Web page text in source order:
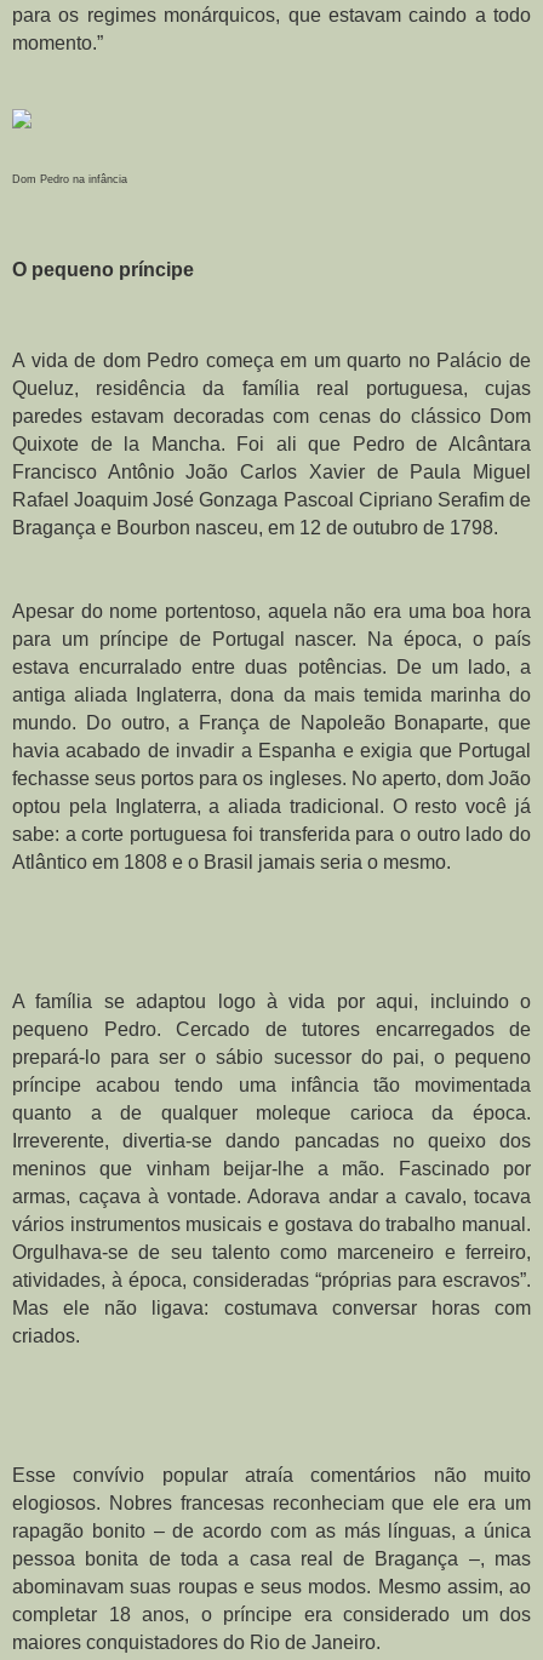
para os regimes monárquicos, que estavam caindo a todo
momento.”
Dom Pedro na infância
O pequeno príncipe
A vida de dom Pedro começa em um quarto no Palácio de
Queluz, residência da família real portuguesa, cujas
paredes estavam decoradas com cenas do clássico Dom
Quixote de la Mancha. Foi ali que Pedro de Alcântara
Francisco Antônio João Carlos Xavier de Paula Miguel
Rafael Joaquim José Gonzaga Pascoal Cipriano Serafim de
Bragança e Bourbon nasceu, em 12 de outubro de 1798.
Apesar do nome portentoso, aquela não era uma boa hora
para um príncipe de Portugal nascer. Na época, o país
estava encurralado entre duas potências. De um lado, a
antiga aliada Inglaterra, dona da mais temida marinha do
mundo. Do outro, a França de Napoleão Bonaparte, que
havia acabado de invadir a Espanha e exigia que Portugal
fechasse seus portos para os ingleses. No aperto, dom João
optou pela Inglaterra, a aliada tradicional. O resto você já
sabe: a corte portuguesa foi transferida para o outro lado do
Atlântico em 1808 e o Brasil jamais seria o mesmo.
A família se adaptou logo à vida por aqui, incluindo o
pequeno Pedro. Cercado de tutores encarregados de
prepará-lo para ser o sábio sucessor do pai, o pequeno
príncipe acabou tendo uma infância tão movimentada
quanto a de qualquer moleque carioca da época.
Irreverente, divertia-se dando pancadas no queixo dos
meninos que vinham beijar-lhe a mão. Fascinado por
armas, caçava à vontade. Adorava andar a cavalo, tocava
vários instrumentos musicais e gostava do trabalho manual.
Orgulhava-se de seu talento como marceneiro e ferreiro,
atividades, à época, consideradas “próprias para escravos”.
Mas ele não ligava: costumava conversar horas com
criados.
Esse convívio popular atraía comentários não muito
elogiosos. Nobres francesas reconheciam que ele era um
rapagão bonito – de acordo com as más línguas, a única
pessoa bonita de toda a casa real de Bragança –, mas
abominavam suas roupas e seus modos. Mesmo assim, ao
completar 18 anos, o príncipe era considerado um dos
maiores conquistadores do Rio de Janeiro.